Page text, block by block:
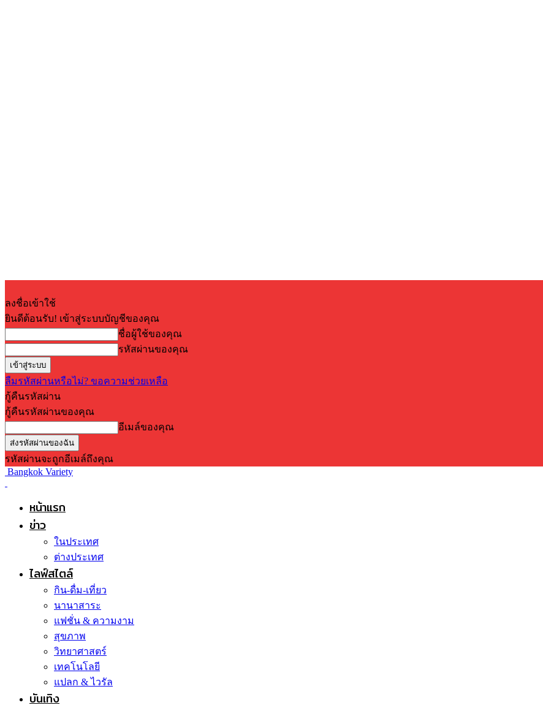
ลงชื่อเข้าใช้
ยินดีต้อนรับ! เข้าสู่ระบบบัญชีของคุณ
ชื่อผู้ใช้ของคุณ
รหัสผ่านของคุณ
ลืมรหัสผ่านหรือไม่? ขอความช่วยเหลือ
กู้คืนรหัสผ่าน
กู้คืนรหัสผ่านของคุณ
อีเมล์ของคุณ
รหัสผ่านจะถูกอีเมล์ถึงคุณ
Bangkok Variety
หน้าแรก
ข่าว
ในประเทศ
ต่างประเทศ
ไลฟ์สไตล์
กิน-ดื่ม-เที่ยว
นานาสาระ
แฟชั่น & ความงาม
สุขภาพ
วิทยาศาสตร์
เทคโนโลยี
แปลก & ไวรัล
บันเทิง